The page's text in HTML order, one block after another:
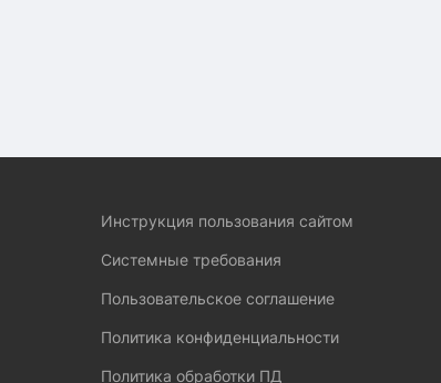
Инструкция пользования сайтом
Системные требования
Пользовательское соглашение
Политика конфиденциальности
Политика обработки ПД